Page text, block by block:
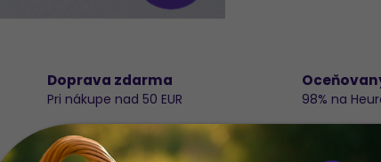
Doprava zdarma
Pri nákupe nad 50 EUR 98% na